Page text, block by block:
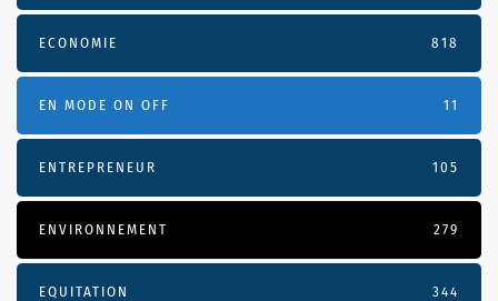
ECONOMIE 818
EN MODE ON OFF 11
ENTREPRENEUR 105
ENVIRONNEMENT 279
EQUITATION 344